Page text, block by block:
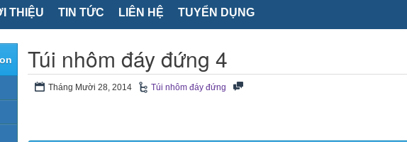
THIỆU TIN TỨC LIÊN HỆ TUYỂN DỤNG
Túi nhôm đáy đứng 4
Tháng Mười 28, 2014 Túi nhôm đáy đứng